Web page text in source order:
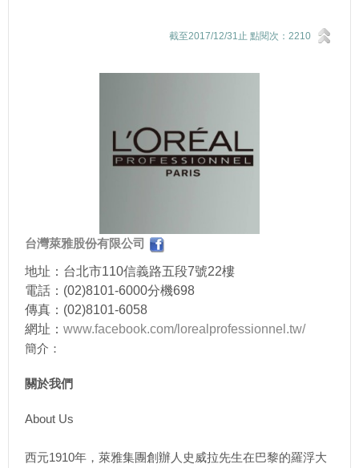
截至2017/12/31止 點閱次：2210
台灣萊雅股份有限公司
地址：台北市110信義路五段7號22樓
電話：(02)8101-6000分機698
傳真：(02)8101-6058
網址： www.facebook.com/lorealprofessionnel.tw/
簡介：
關於我們
About Us
西元1910年，萊雅集團創辦人史威拉先生在巴黎的羅浮大